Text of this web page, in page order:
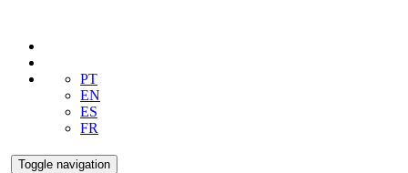
PT
EN
ES
FR
Toggle navigation